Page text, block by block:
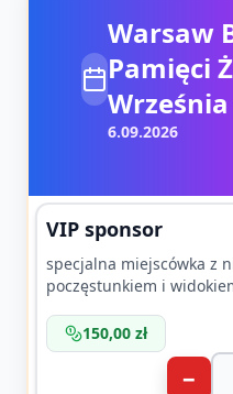
Warsaw
Pamięci
6.09.2026
VIP sponsor
specjalna miejscówka z
poczęstunkiem i
150,00 zł
−